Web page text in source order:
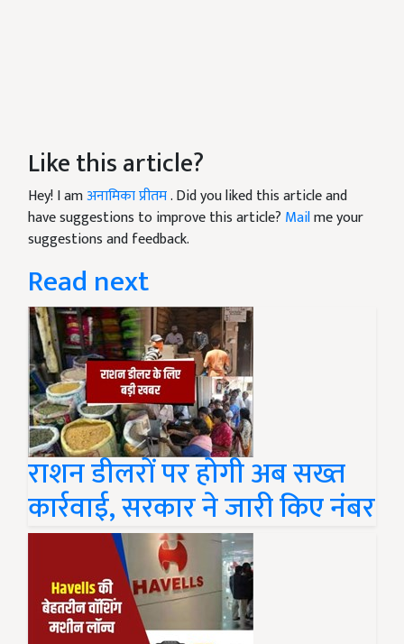
Like this article?
Hey! I amअनामिका प्रीतम. Did you liked this article and
have suggestions to improve this article? Mailme your
suggestions and feedback.
Read next
राशन डीलरों पर होगी अब सख्त
कार्रवाई, सरकार ने जारी किए नंबर